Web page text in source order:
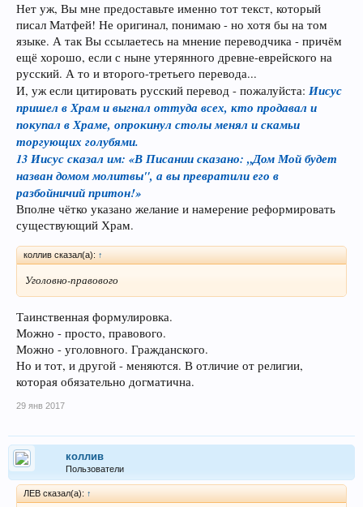
Нет уж, Вы мне предоставьте именно тот текст, который
писал Матфей! Не оригинал, понимаю - но хотя бы на том
языке. А так Вы ссылаетесь на мнение переводчика - причём
ещё хорошо, если с ныне утерянного древне-еврейского на
русский. А то и второго-третьего перевода...
И, уж если цитировать русский перевод - пожалуйста: Иисус
пришел в Храм и выгнал оттуда всех, кто продавал и
покупал в Храме, опрокинул столы менял и скамьи
торгующих голубями.
13 Иисус сказал им: «В Писании сказано: „Дом Мой будет
назван домом молитвы", а вы превратили его в
разбойничий притон!»
Вполне чётко указано желание и намерение реформировать
существующий Храм.
коллив сказал(а): ↑
Уголовно-правового
Таинственная формулировка.
Можно - просто, правового.
Можно - уголовного. Гражданского.
Но и тот, и другой - меняются. В отличие от религии,
которая обязательно догматична.
29 янв 2017
коллив
Пользователи
ЛEB сказал(а): ↑